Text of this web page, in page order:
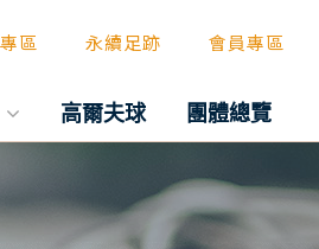
區 永續足跡 會員專區
高爾夫球 團體總覽